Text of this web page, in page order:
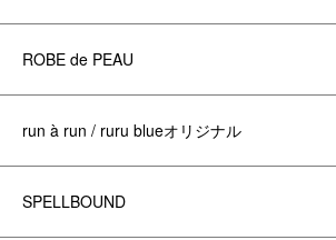
ROBE de PEAU
run à run / ruru blueオリジナル
SPELLBOUND